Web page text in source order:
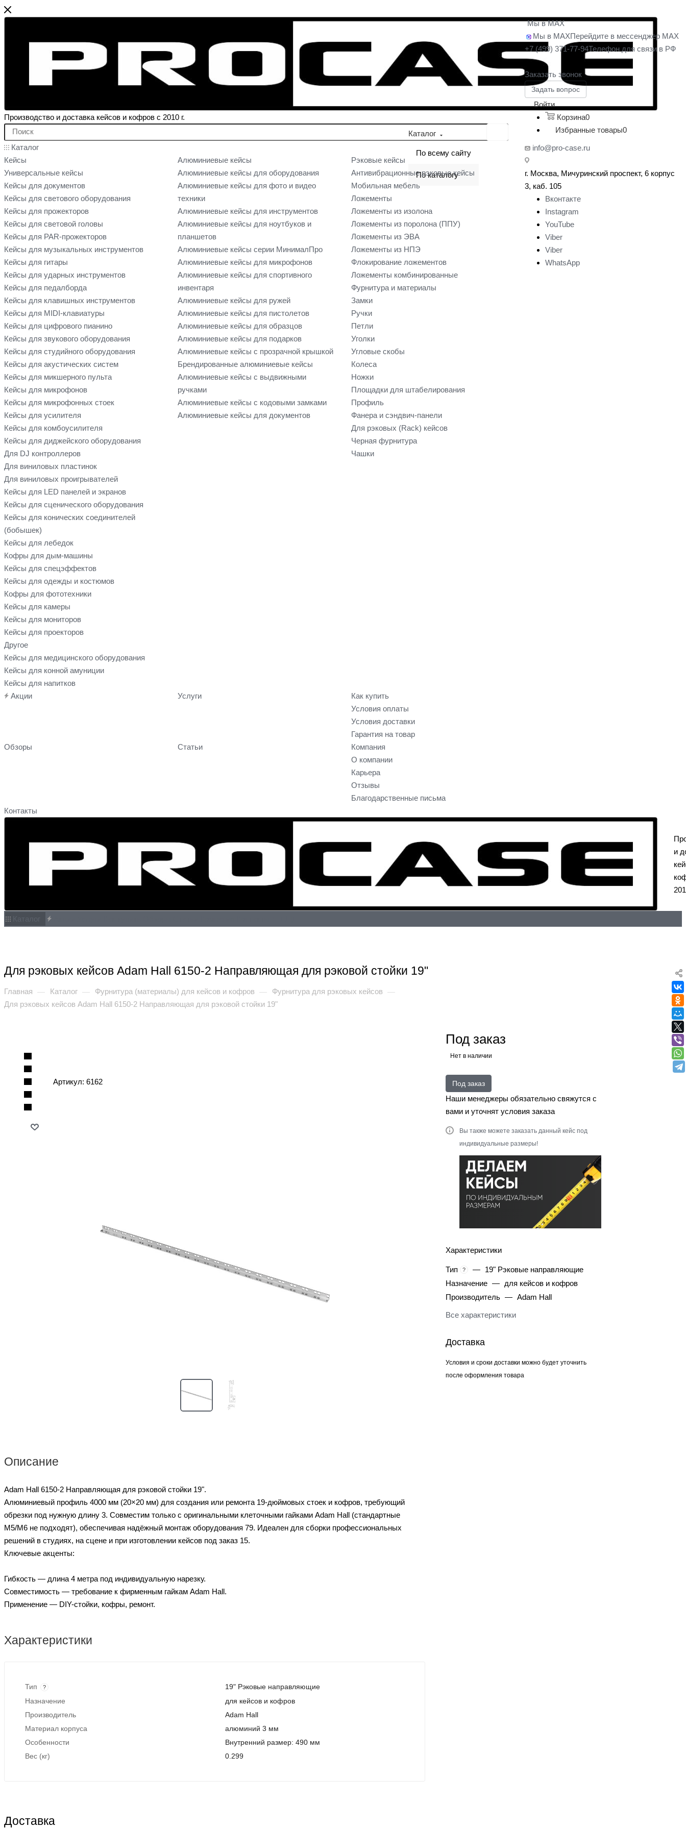
Производство и доставка кейсов и кофров с 2010 г.
Каталог
По всему сайту
По каталогу
Каталог
Кейсы
Универсальные кейсы
Кейсы для документов
Кейсы для светового оборудования
Кейсы для прожекторов
Кейсы для световой головы
Кейсы для PAR-прожекторов
Кейсы для музыкальных инструментов
Кейсы для гитары
Кейсы для ударных инструментов
Кейсы для педалборда
Кейсы для клавишных инструментов
Кейсы для MIDI-клавиатуры
Кейсы для цифрового пианино
Кейсы для звукового оборудования
Кейсы для студийного оборудования
Кейсы для акустических систем
Кейсы для микшерного пульта
Кейсы для микрофонов
Кейсы для микрофонных стоек
Кейсы для усилителя
Кейсы для комбоусилителя
Кейсы для диджейского оборудования
Для DJ контроллеров
Для виниловых пластинок
Для виниловых проигрывателей
Кейсы для LED панелей и экранов
Кейсы для сценического оборудования
Кейсы для конических соединителей
(бобышек)
Кейсы для лебедок
Кофры для дым-машины
Кейсы для спецэффектов
Кейсы для одежды и костюмов
Кофры для фототехники
Кейсы для камеры
Кейсы для мониторов
Кейсы для проекторов
Другое
Кейсы для медицинского оборудования
Кейсы для конной амуниции
Кейсы для напитков
Алюминиевые кейсы
Алюминиевые кейсы для оборудования
Алюминиевые кейсы для фото и видео
техники
Алюминиевые кейсы для инструментов
Алюминиевые кейсы для ноутбуков и
планшетов
Алюминиевые кейсы серии МинималПро
Алюминиевые кейсы для микрофонов
Алюминиевые кейсы для спортивного
инвентаря
Алюминиевые кейсы для ружей
Алюминиевые кейсы для пистолетов
Алюминиевые кейсы для образцов
Алюминиевые кейсы для подарков
Алюминиевые кейсы с прозрачной крышкой
Брендированные алюминиевые кейсы
Алюминиевые кейсы с выдвижными
ручками
Алюминиевые кейсы с кодовыми замками
Алюминиевые кейсы для документов
Рэковые кейсы
Антивибрационные рэковые кейсы
Мобильная мебель
Ложементы
Ложементы из изолона
Ложементы из поролона (ППУ)
Ложементы из ЭВА
Ложементы из НПЭ
Флокирование ложементов
Ложементы комбинированные
Фурнитура и материалы
Замки
Ручки
Петли
Уголки
Угловые скобы
Колеса
Ножки
Площадки для штабелирования
Профиль
Фанера и сэндвич-панели
Для рэковых (Rack) кейсов
Черная фурнитура
Чашки
Акции Услуги
Как купить
Условия оплаты
Условия доставки
Гарантия на товар
Обзоры
Статьи
Компания
О компании
Карьера
Отзывы
Благодарственные письма
Контакты
Мы в MAX
Мы в MAXПерейдите в мессенджер MAX
+7 (499) 371-77-94Телефон для связи в РФ
Заказать звонок
Задать вопрос
Войти
Корзина0
Избранные товары0
info@pro-case.ru
г. Москва, Мичуринский проспект, 6 корпус
3, каб. 105
Вконтакте
Instagram
YouTube
Viber
Viber
WhatsApp
и
Для рэковых кейсов Adam Hall 6150-2 Направляющая для рэковой стойки 19"
Главная — Каталог — Фурнитура (материалы) для кейсов и кофров — Фурнитура для рэковых кейсов —
Для рэковых кейсов Adam Hall 6150-2 Направляющая для рэковой стойки 19"
Артикул: 6162
Описание
Adam Hall 6150-2 Направляющая для рэковой стойки 19".
Алюминиевый профиль 4000 мм (20×20 мм) для создания или ремонта 19-дюймовых стоек и кофров, требующий
обрезки под нужную длину 3. Совместим только с оригинальными клеточными гайками Adam Hall (стандартные
M5/M6 не подходят), обеспечивая надёжный монтаж оборудования 79. Идеален для сборки профессиональных
решений в студиях, на сцене и при изготовлении кейсов под заказ 15.
Ключевые акценты:
Гибкость — длина 4 метра под индивидуальную нарезку.
Совместимость — требование к фирменным гайкам Adam Hall.
Применение — DIY-стойки, кофры, ремонт.
Характеристики
Тип ?
19" Рэковые направляющие
Назначение
для кейсов и кофров
Производитель
Adam Hall
Материал корпуса
алюминий 3 мм
Особенности
Внутренний размер: 490 мм
Вес (кг)
0.299
Доставка
Под заказ
Нет в наличии
Под заказ
Наши менеджеры обязательно свяжутся с
вами и уточнят условия заказа
Вы также можете заказать данный кейс под
индивидуальные размеры!
Характеристики
Тип ? — 19" Рэковые направляющие
Назначение — для кейсов и кофров
Производитель — Adam Hall
Все характеристики
Доставка
Условия и сроки доставки можно будет уточнить
после оформления товара